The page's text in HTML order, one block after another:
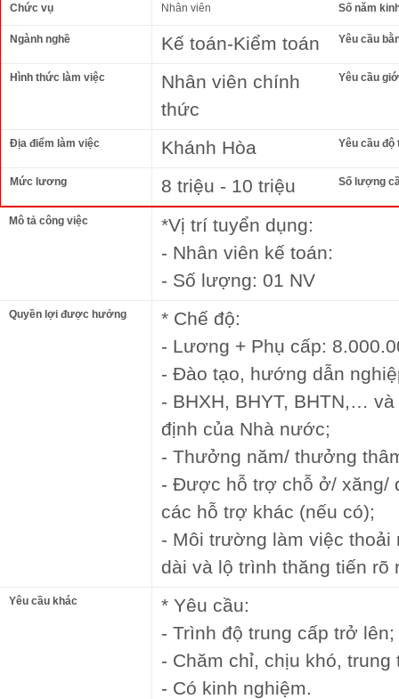
Chức vụ Nhân viên Số năm
Ngành nghề Kế toán-Kiểm toán Yêu cầu
Hình thức làm việc
Nhân viên chính
thức
Yêu cầu
Địa điểm làm việc Khánh Hòa Yêu cầu độ
Mức lương 8 triệu - 10 triệu Số lượng
Mô tả công việc
*Vị trí tuyển dụng:
- Nhân viên kế toán:
- Số lượng: 01 NV
Quyền lợi được hưởng
* Chế độ:
- Lương + Phụ cấp:
- Đào tạo, hướng dẫn
- BHXH, BHYT, BHTN,…
định của Nhà nước;
- Thưởng năm/ thưởng
- Được hỗ trợ chỗ ở/ xăng/
các hỗ trợ khác (nếu có);
- Môi trường làm việc thoải
dài và lộ trình thăng tiến rõ
Yêu cầu khác
* Yêu cầu:
- Trình độ trung cấp trở lên;
- Chăm chỉ, chịu khó, trung
- Có kinh nghiệm.